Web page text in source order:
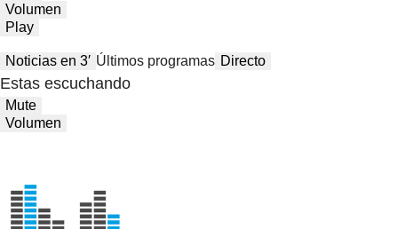
Volumen
Play
Noticias en 3′ Últimos programas Directo
Estas escuchando
Mute
Volumen